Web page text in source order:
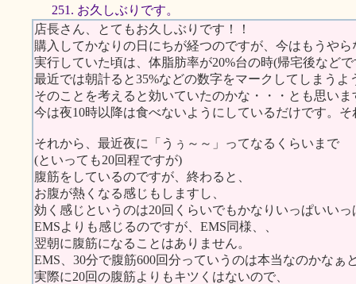
251. お久しぶりです。
店長さん、とてもお久しぶりです！！
購入してかなりの日にちが経つのですが、今はもうや
実行していた頃は、体脂肪率が20%台の時(帰宅後など
最近では朝計ると35%などの数字をマークしてしまうよ
そのことを考えると効いていたのかな・・・とも思いま
今は夜10時以降は食べないようにしているだけです。
それから、最近夜に「うぅ～～」ってなるくらいまで
(といっても20回程ですが)
腹筋をしているのですが、終わると、
お腹が熱くなる感じもしますし、
効く感じというのは20回くらいでもかなりいっぱいい
EMSよりも感じるのですが、EMS同様、、
翌朝に腹筋になることはありません。
EMS、30分で腹筋600回分っていうのは本当なのかなぁ
実際に20回の腹筋よりもキツくはないので、